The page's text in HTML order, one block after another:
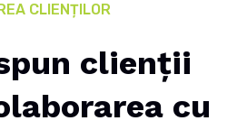
CLIENȚILOR
clienții
cu